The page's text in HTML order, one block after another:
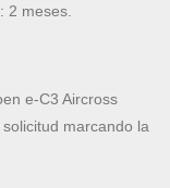
2 meses.
e-C3 Aircross
marcando la